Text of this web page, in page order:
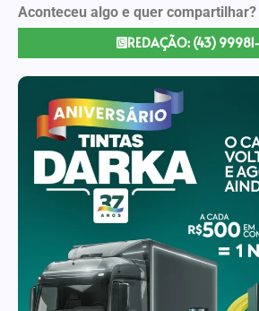
Aconteceu algo e quer
REDAÇÃO: (43)